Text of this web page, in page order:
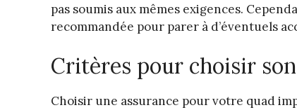
pas soumis aux mêmes exigences.
recommandée pour parer à d’éventuels
Critères pour choisir
Choisir une assurance pour votre quad